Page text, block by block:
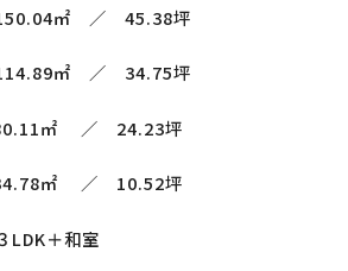
㎡ ／ 45.38坪
㎡ ／ 34.75坪
㎡ ／ 24.23坪
㎡ ／ 10.52坪
＋和室